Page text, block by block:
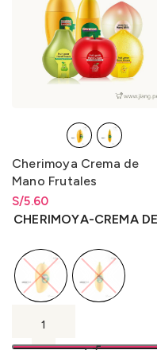
Cherimoya Crema de
Mano Frutales
S/5.60
Rango de precios: desde
S/5.60hastaS/5.60
CHERIMOYA-CREMA